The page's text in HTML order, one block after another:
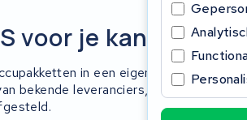
voor je kan doen
in een eigen behuizing met
bekende leveranciers, maar de